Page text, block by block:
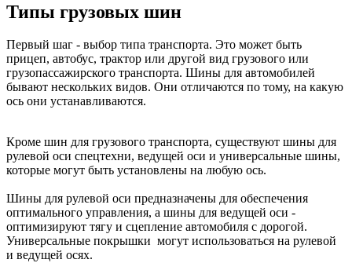
Типы грузовых шин
Первый шаг - выбор типа транспорта. Это может быть
прицеп, автобус, трактор или другой вид грузового или
грузопассажирского транспорта. Шины для автомобилей
бывают нескольких видов. Они отличаются по тому, на какую
ось они устанавливаются.
Кроме шин для грузового транспорта, существуют шины для
рулевой оси спецтехни, ведущей оси и универсальные шины,
которые могут быть установлены на любую ось.
Шины для рулевой оси предназначены для обеспечения
оптимального управления, а шины для ведущей оси -
оптимизируют тягу и сцепление автомобиля с дорогой.
Универсальные покрышки могут использоваться на рулевой
и ведущей осях.